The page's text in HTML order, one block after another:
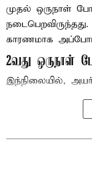
முதல் ஒருநாள்
காரணமாக
2வது ஒருநாள்
இந்நிலையில்,